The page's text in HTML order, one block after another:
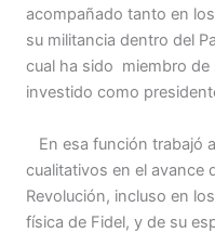
acompañado tanto en
su militancia dentro del
cual ha sido miembro de
investido como
En esa función trabajó
cualitativos en el avance
Revolución, incluso en
física de Fidel, y de su